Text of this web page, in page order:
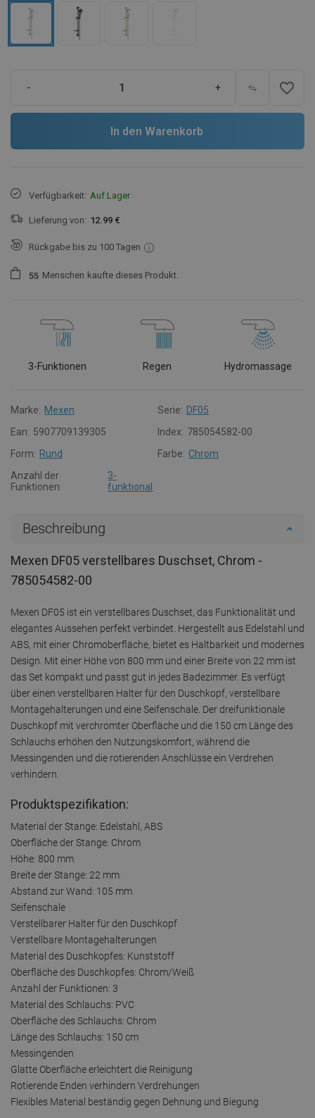
- + favorite_border
In den Warenkorb
Verfügbarkeit: Auf Lager
Lieferung von: 12.99 €
Rückgabe bis zu 100 Tagen
55 Menschen kaufte dieses Produkt.
3-Funktionen Regen Hydromassage
Marke: Mexen Serie: DF05
Ean: 5907709139305 Index: 785054582-00
Form: Rund Farbe: Chrom
Anzahl der
Funktionen:
3-
funktional
Beschreibung
Mexen DF05 verstellbares Duschset, Chrom -
785054582-00
Mexen DF05 ist ein verstellbares Duschset, das Funktionalität und
elegantes Aussehen perfekt verbindet. Hergestellt aus Edelstahl und
ABS, mit einer Chromoberfläche, bietet es Haltbarkeit und modernes
Design. Mit einer Höhe von 800 mm und einer Breite von 22 mm ist
das Set kompakt und passt gut in jedes Badezimmer. Es verfügt
über einen verstellbaren Halter für den Duschkopf, verstellbare
Montagehalterungen und eine Seifenschale. Der dreifunktionale
Duschkopf mit verchromter Oberfläche und die 150 cm Länge des
Schlauchs erhöhen den Nutzungskomfort, während die
Messingenden und die rotierenden Anschlüsse ein Verdrehen
verhindern.
Produktspezifikation:
Material der Stange: Edelstahl, ABS
Oberfläche der Stange: Chrom
Höhe: 800 mm
Breite der Stange: 22 mm
Abstand zur Wand: 105 mm
Seifenschale
Verstellbarer Halter für den Duschkopf
Verstellbare Montagehalterungen
Material des Duschkopfes: Kunststoff
Oberfläche des Duschkopfes: Chrom/Weiß
Anzahl der Funktionen: 3
Material des Schlauchs: PVC
Oberfläche des Schlauchs: Chrom
Länge des Schlauchs: 150 cm
Messingenden
Glatte Oberfläche erleichtert die Reinigung
Rotierende Enden verhindern Verdrehungen
Flexibles Material beständig gegen Dehnung und Biegung